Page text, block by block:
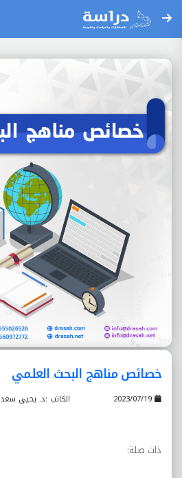
خصائص مناهج البحث العلمي
الكاتب :د. يحيى سعد
ذات صلة: